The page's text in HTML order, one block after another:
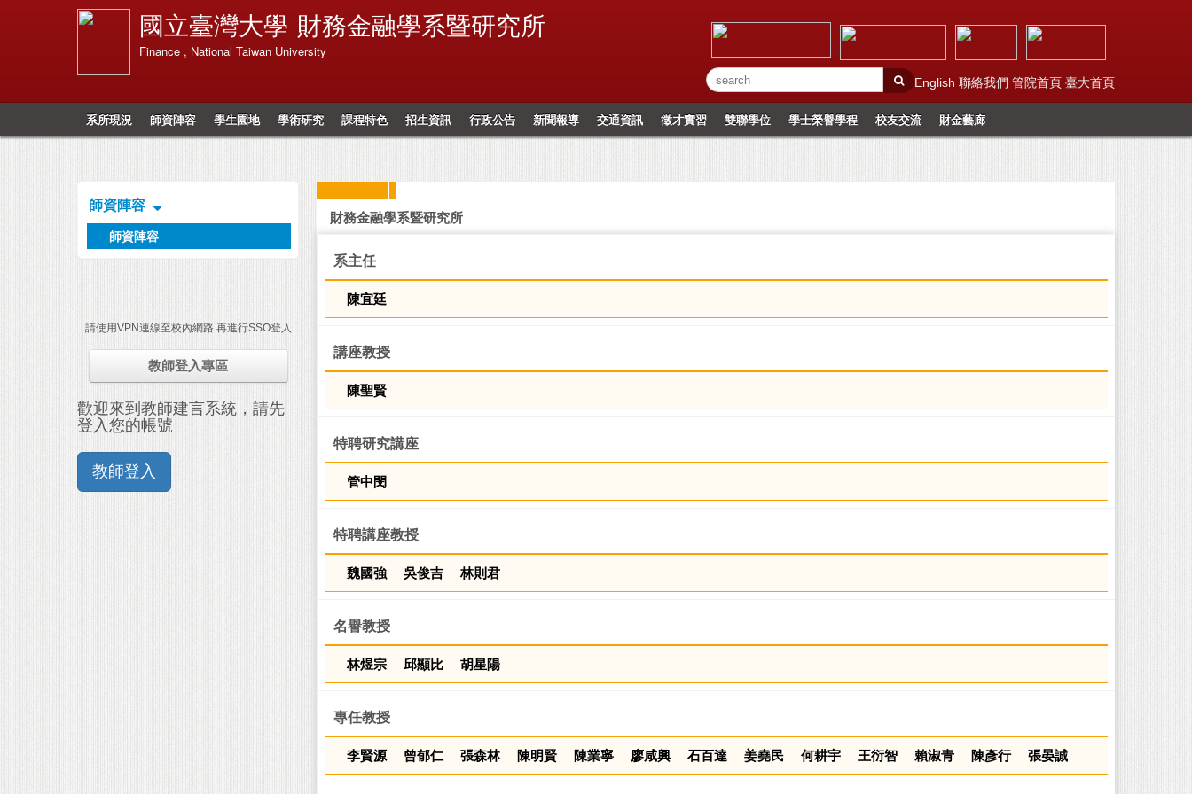
國立臺灣大學 財務金融學系暨研究所
Finance , National Taiwan University
English 聯絡我們 管院首頁 臺大首頁
系所現況 師資陣容 學生園地 學術研究 課程特色 招生資訊 行政公告 新聞報導 交通資訊 徵才實習 雙聯學位 學士榮譽學程 校友交流 財金藝廊
師資陣容
師資陣容
請使用VPN連線至校內網路 再進行SSO登入
教師登入專區
歡迎來到教師建言系統，請先
登入您的帳號
教師登入
財務金融學系暨研究所
系主任
陳宜廷
講座教授
陳聖賢
特聘研究講座
管中閔
特聘講座教授
魏國強 吳俊吉 林則君
名譽教授
林煜宗 邱顯比 胡星陽
專任教授
李賢源 曾郁仁 張森林 陳明賢 陳業寧 廖咸興 石百達 姜堯民 何耕宇 王衍智 賴淑青 陳彥行 張晏誠